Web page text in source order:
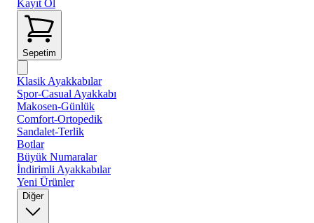
Kayıt Ol
Sepetim
Klasik Ayakkabılar
Spor-Casual Ayakkabı
Makosen-Günlük
Comfort-Ortopedik
Sandalet-Terlik
Botlar
Büyük Numaralar
İndirimli Ayakkabılar
Yeni Ürünler
Diğer